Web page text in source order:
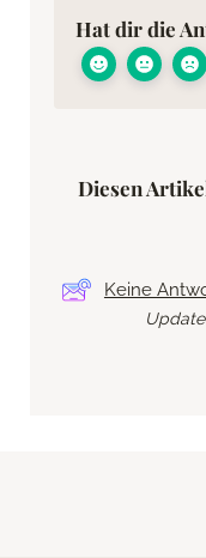
Hat dir die
Diesen
Keine